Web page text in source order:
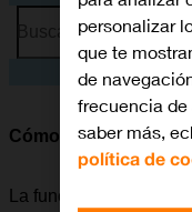
Busca por problema
Cómo conectarse a
La función de Wi-Fi
personalizar
que te
de
frecuencia
saber más,
política de